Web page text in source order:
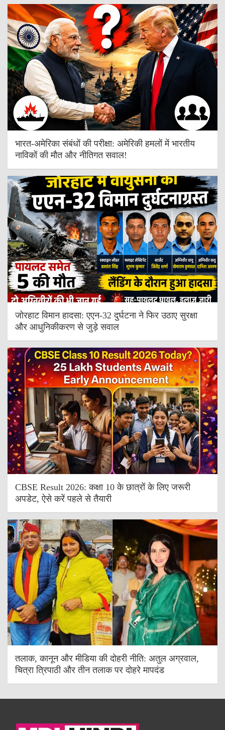
भारत-अमेरिका संबंधों की परीक्षा: अमेरिकी हमलों में भारतीय
नाविकों की मौत और नीतिगत सवाल!
जोरहाट विमान हादसा: एएन-32 दुर्घटना ने फिर उठाए सुरक्षा
और आधुनिकीकरण से जुड़े सवाल
CBSE Result 2026: कक्षा 10 के छात्रों के लिए जरूरी
अपडेट, ऐसे करें पहले से तैयारी
तलाक, कानून और मीडिया की दोहरी नीति: अतुल अग्रवाल,
चित्रा त्रिपाठी और तीन तलाक पर दोहरे मापदंड